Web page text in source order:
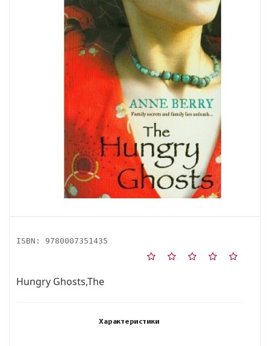
ISBN: 9780007351435
Hungry Ghosts,The
Характеристики